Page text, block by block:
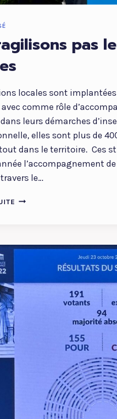
pas
locales sont
comme rôle
leurs démarches
elles sont plus de
dans le territoire. Ces
l’accompagnement
le…
NE
MISSIONS